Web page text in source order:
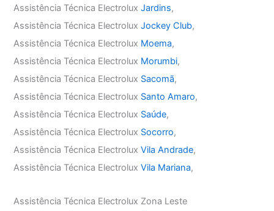
Assistência Técnica ElectroluxJardins,
Assistência Técnica ElectroluxJockey Club,
Assistência Técnica Electrolux Moema,
Assistência Técnica Electrolux Morumbi,
Assistência Técnica Electrolux Sacomã,
Assistência Técnica Electrolux Santo Amaro,
Assistência Técnica Electrolux Saúde,
Assistência Técnica Electrolux Socorro,
Assistência Técnica ElectroluxVila Andrade,
Assistência Técnica ElectroluxVila Mariana,
Assistência Técnica Electrolux Zona Leste